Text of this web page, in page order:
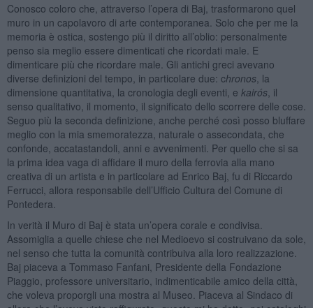
Conosco coloro che, attraverso l’opera di Baj, trasformarono quel
muro in un capolavoro di arte contemporanea. Solo che per me la
memoria è ostica, sostengo più il diritto all’oblio: personalmente
penso sia meglio essere dimenticati che ricordati male. E
dimenticare più che ricordare male. Gli antichi greci avevano
diverse definizioni del tempo, in particolare due: chronos, la
dimensione quantitativa, la cronologia degli eventi, e kairós, il
senso qualitativo, il momento, il significato dello scorrere delle cose.
Seguo più la seconda definizione, anche perché così posso bluffare
meglio con la mia smemoratezza, naturale o assecondata, che
confonde, accatastandoli, anni e avvenimenti. Per quello che si sa
la prima idea vaga di affidare il muro della ferrovia alla mano
creativa di un artista e in particolare ad Enrico Baj, fu di Riccardo
Ferrucci, allora responsabile dell’Ufficio Cultura del Comune di
Pontedera.
In verità il Muro di Baj è stata un’opera corale e condivisa.
Assomiglia a quelle chiese che nel Medioevo si costruivano da sole,
nel senso che tutta la comunità contribuiva alla loro realizzazione.
Baj piaceva a Tommaso Fanfani, Presidente della Fondazione
Piaggio, professore universitario, indimenticabile amico della città,
che voleva proporgli una mostra al Museo. Piaceva al Sindaco di